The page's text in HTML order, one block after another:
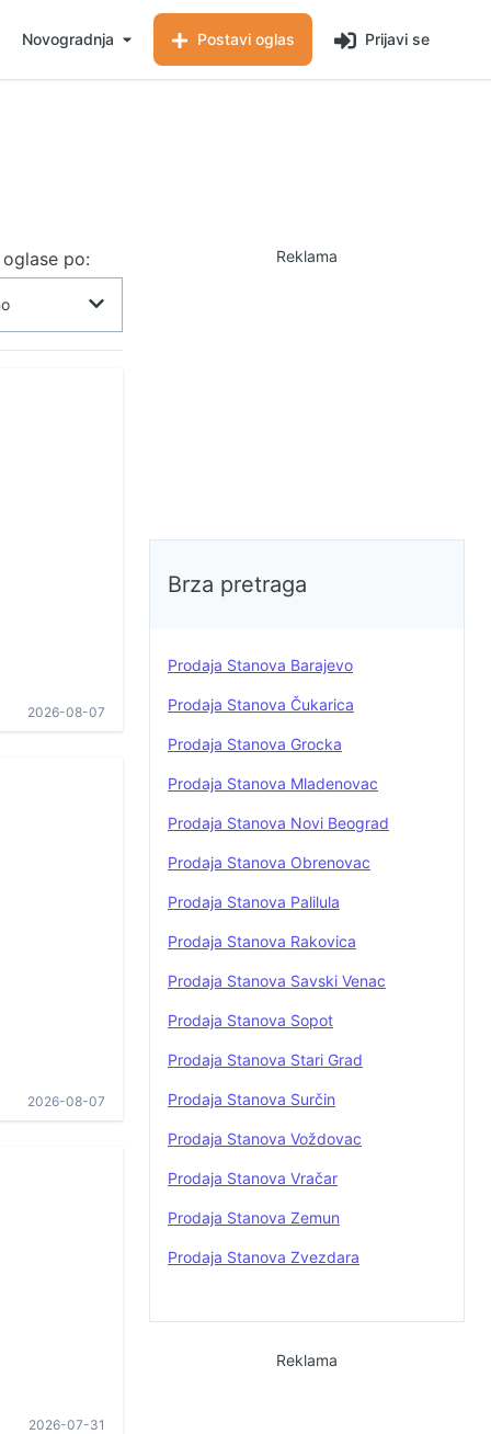
Novogradnja Postavi oglas Prijavi se
po:
2026-08-07
2026-08-07
2026-07-31
Reklama
Brza pretraga
Prodaja Stanova Barajevo
Prodaja Stanova Čukarica
Prodaja Stanova Grocka
Prodaja Stanova Mladenovac
Prodaja Stanova Novi Beograd
Prodaja Stanova Obrenovac
Prodaja Stanova Palilula
Prodaja Stanova Rakovica
Prodaja Stanova Savski Venac
Prodaja Stanova Sopot
Prodaja Stanova Stari Grad
Prodaja Stanova Surčin
Prodaja Stanova Voždovac
Prodaja Stanova Vračar
Prodaja Stanova Zemun
Prodaja Stanova Zvezdara
Reklama